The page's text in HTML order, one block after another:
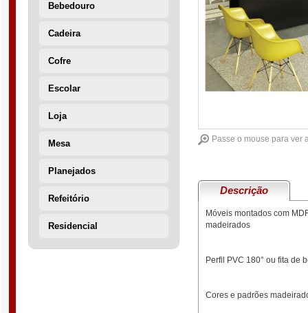
Bebedouro
Cadeira
Cofre
Escolar
Loja
Mesa
Planejados
Refeitório
Residencial
Passe o mouse para ver
Descrição
Móveis montados com
madeirados
Perfil PVC 180° ou fita de
Cores e padrões